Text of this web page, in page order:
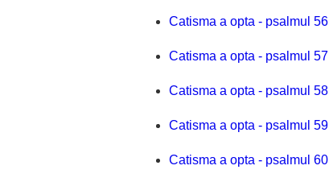
Catisma a opta - psalmul 56
Catisma a opta - psalmul 57
Catisma a opta - psalmul 58
Catisma a opta - psalmul 59
Catisma a opta - psalmul 60